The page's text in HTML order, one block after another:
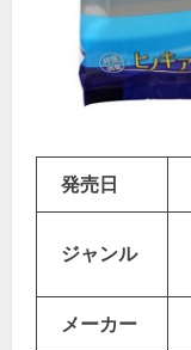
発売日
ジャンル
メーカー